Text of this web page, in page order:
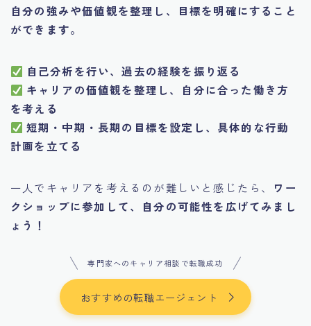
自分の強みや価値観を整理し、目標を明確にすること
ができます。
自己分析を行い、過去の経験を振り返る
キャリアの価値観を整理し、自分に合った働き方
を考える
短期・中期・長期の目標を設定し、具体的な行動
計画を立てる
一人でキャリアを考えるのが難しいと感じたら、
ワー
クショップに参加して、自分の可能性を広げてみまし
ょう！
専門家へのキャリア相談で転職成功
おすすめの転職エージェント